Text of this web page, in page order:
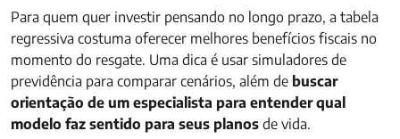
Para quem quer investir pensando no longo prazo, a tabela
regressiva costuma oferecer melhores benefícios fiscais no
momento do resgate. Uma dica é usar simuladores de
previdência para comparar cenários, além de buscar
orientação de um especialista para entender qual
modelo faz sentido para seus planos de vida.